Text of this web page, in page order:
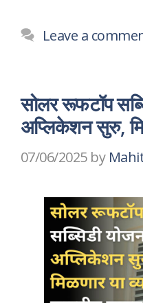
Leave a
सोलर रूफटॉप
अप्लिकेशन सुरु,
07/06/2025 by